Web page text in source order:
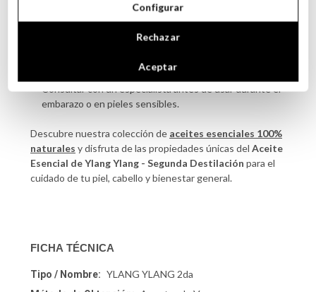
FICHA TÉCNICA
Tipo / Nombre: YLANG YLANG 2da
Utilizar diluido en aceites portadores para aplicaciones
Evitar el contacto directo con los ojos y mucosas.
Consultar con un especialista antes de usar durante el
embarazo o en pieles sensibles.
Descubre nuestra colección de aceites esenciales 100%
naturales y disfruta de las propiedades únicas del Aceite
Esencial de Ylang Ylang - Segunda Destilación para el
cuidado de tu piel, cabello y bienestar general.
Configurar
Rechazar
Aceptar